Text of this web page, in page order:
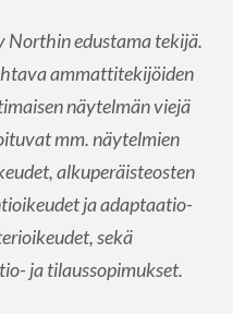
Northin edustama tekijä.
ammattitekijöiden
näytelmän viejä
mm. näytelmien
alkuperäisteosten
ja adaptaatio-
sekä
ja tilaussopimukset.